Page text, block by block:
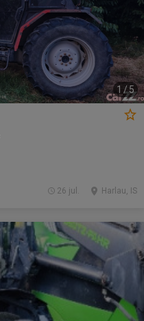
1 /5
Harlau, IS
26 jul.